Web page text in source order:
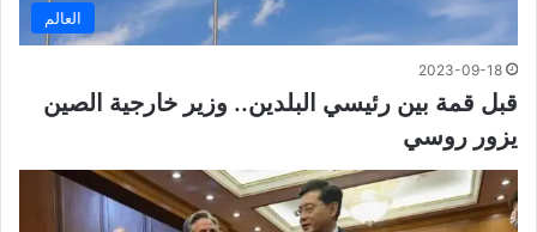
العالم
2023-09-18
قبل قمة بين رئيسي البلدين.. وزير خارجية الصين
يزور روسي